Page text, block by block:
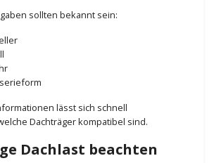
sollten bekannt sein:
lässt sich schnell
Dachträger kompatibel sind.
Dachlast beachten